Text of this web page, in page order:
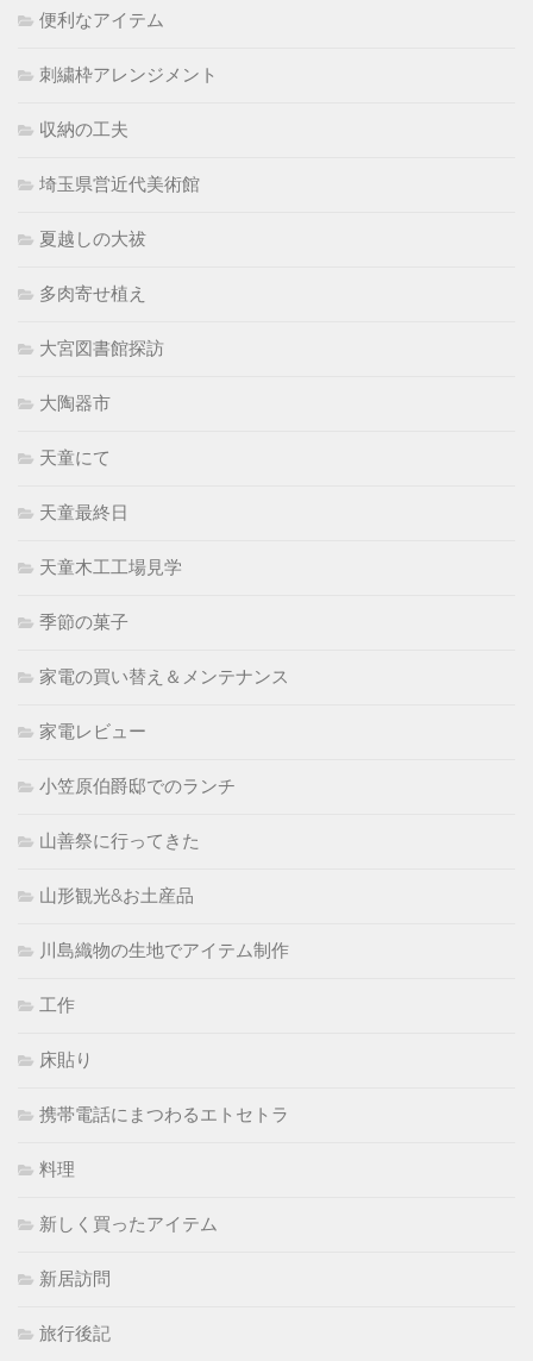
便利なアイテム
刺繍枠アレンジメント
収納の工夫
埼玉県営近代美術館
夏越しの大祓
多肉寄せ植え
大宮図書館探訪
大陶器市
天童にて
天童最終日
天童木工工場見学
季節の菓子
家電の買い替え＆メンテナンス
家電レビュー
小笠原伯爵邸でのランチ
山善祭に行ってきた
山形観光&お土産品
川島織物の生地でアイテム制作
工作
床貼り
携帯電話にまつわるエトセトラ
料理
新しく買ったアイテム
新居訪問
旅行後記